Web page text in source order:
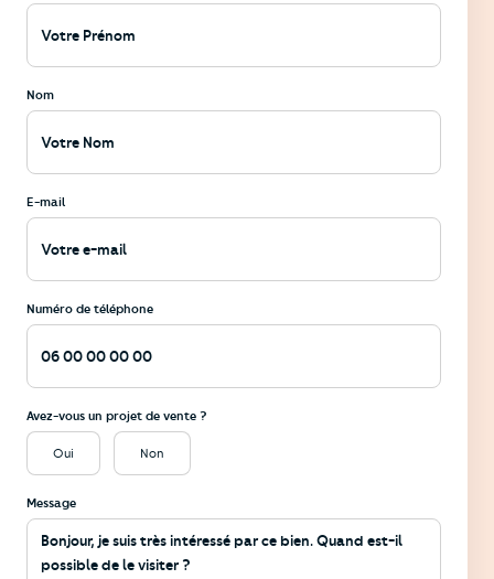
Nom
E-mail
Numéro de téléphone
Avez-vous un projet de vente ?
Oui Non
Message